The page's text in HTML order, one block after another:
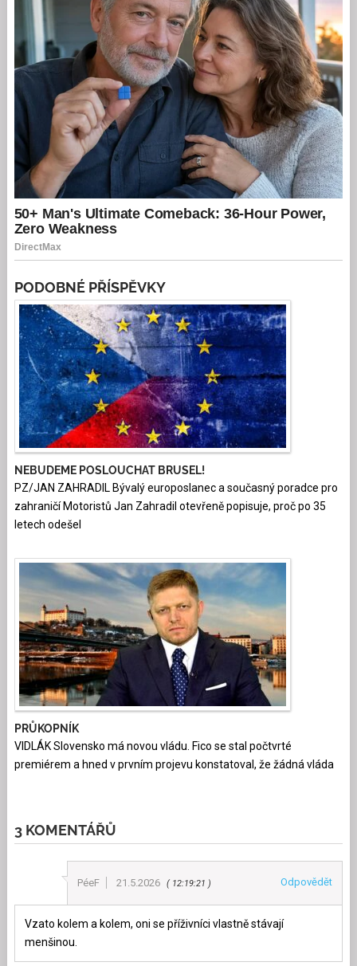
PODOBNÉ PŘÍSPĚVKY
NEBUDEME POSLOUCHAT BRUSEL!
PZ/JAN ZAHRADIL Bývalý europoslanec a současný poradce pro
zahraničí Motoristů Jan Zahradil otevřeně popisuje, proč po 35
letech odešel
PRŮKOPNÍK
VIDLÁK Slovensko má novou vládu. Fico se stal počtvrté
premiérem a hned v prvním projevu konstatoval, že žádná vláda
3 KOMENTÁŘŮ
PéeF 21.5.2026 12:19:21 Odpovědět
Vzato kolem a kolem, oni se příživníci vlastně stávají
menšinou.